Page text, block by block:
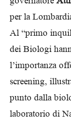
per la
Al “primo
dei Biologi
l’importanza
screening,
punto dalla
laboratorio di